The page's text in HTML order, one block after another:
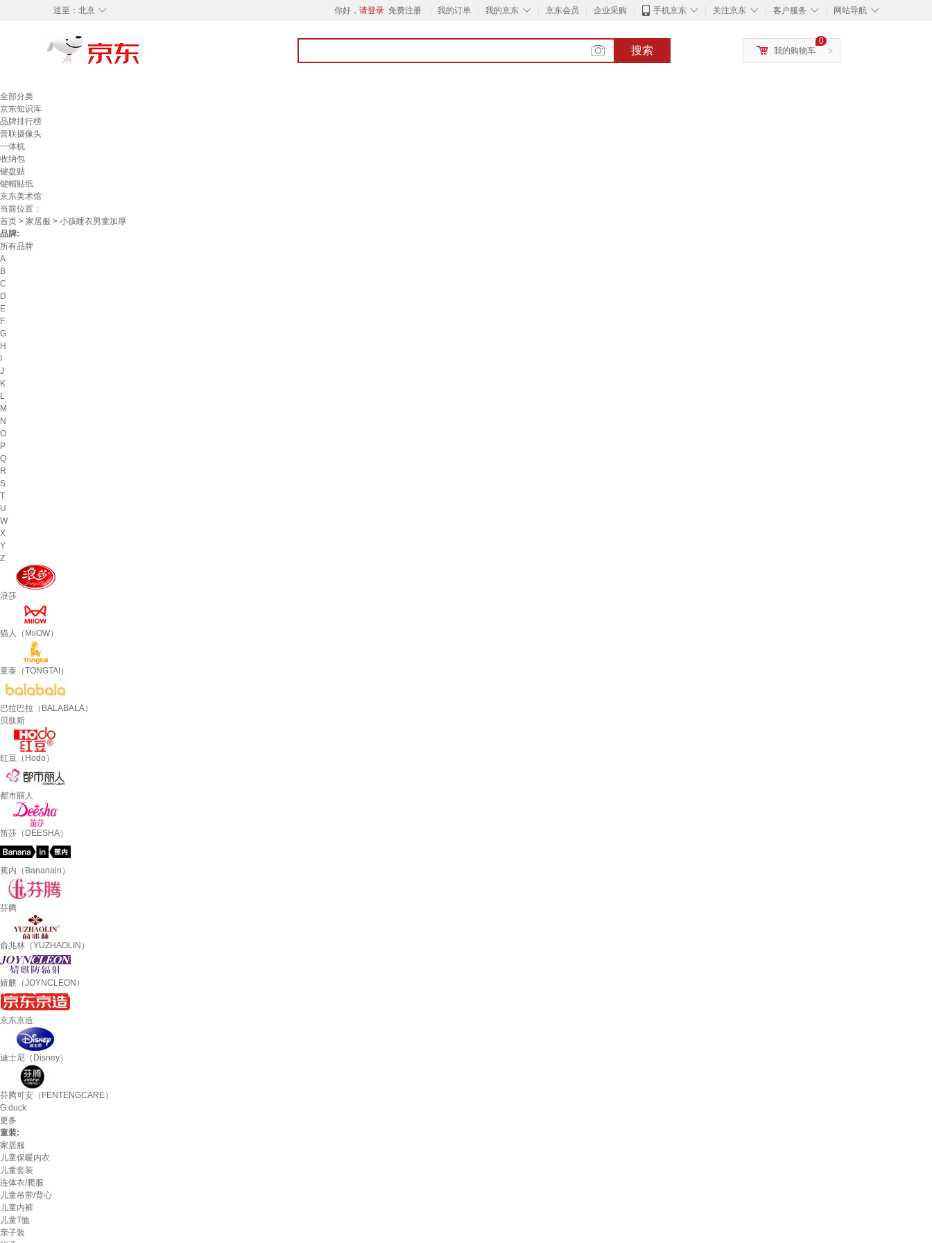
◇
送至： 北京 你好， 请登录 免费注册 我的订单 ◇
我的京东 京东会员 企业采购 ◇
手机京东 ◇
关注京东 ◇
客户服务 ◇
网站导航
搜索 >
0
我的购物车
全部分类
京东知识库
品牌排行榜
普联摄像头
一体机
收纳包
键盘贴
键帽贴纸
京东美术馆
当前位置：
首页 > 家居服 > 小孩睡衣男童加厚
品牌:
所有品牌
A
B
C
D
E
F
G
H
J
K
L
M
N
O
P
Q
R
S
T
U
W
X
Y
Z
浪莎
猫人（MiiOW）
童泰（TONGTAI）
巴拉巴拉（BALABALA）
贝肽斯
红豆（Hodo）
都市丽人
笛莎（DEESHA）
蕉内（Bananain）
芬腾
俞兆林（YUZHAOLIN）
婧麒（JOYNCLEON）
京东京造
迪士尼（Disney）
芬腾可安（FENTENGCARE）
G.duck
更多
童装:
家居服
儿童保暖内衣
儿童套装
连体衣/爬服
儿童吊带/背心
儿童内裤
儿童T恤
亲子装